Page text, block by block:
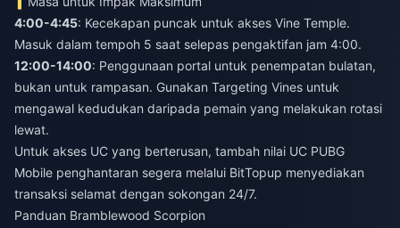
4:00-4:45: Kecekapan puncak untuk akses Vine Temple.
Masuk dalam tempoh 5 saat selepas pengaktifan jam 4:00.
12:00-14:00: Penggunaan portal untuk penempatan bulatan,
bukan untuk rampasan. Gunakan Targeting Vines untuk
mengawal kedudukan daripada pemain yang melakukan rotasi
lewat.
Untuk akses UC yang berterusan, tambah nilai UC PUBG
Mobile penghantaran segera melalui BitTopup menyediakan
transaksi selamat dengan sokongan 24/7.
Panduan Bramblewood Scorpion